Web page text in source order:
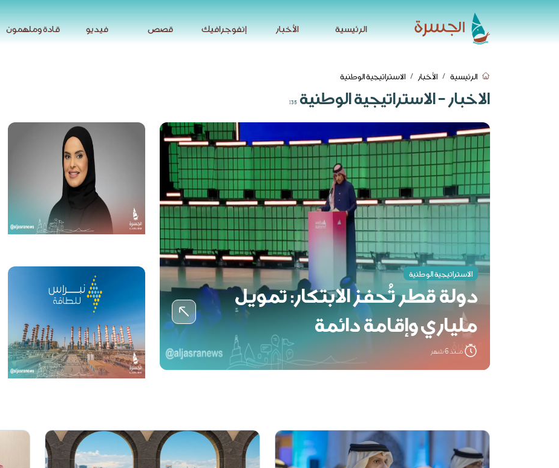
الرئيسية الأخبار إنفوجرافيك قصص فيديو قادة وملهمون
الرئيسية الأخبار الاستراتيجية الوطنية
الاخبار - الاستراتيجية الوطنية 135
الاستراتيجية الوطنية
دولة قطر تُحفز الابتكار: تمويل
ملياري وإقامة دائمة
مــنذ 6 شهر